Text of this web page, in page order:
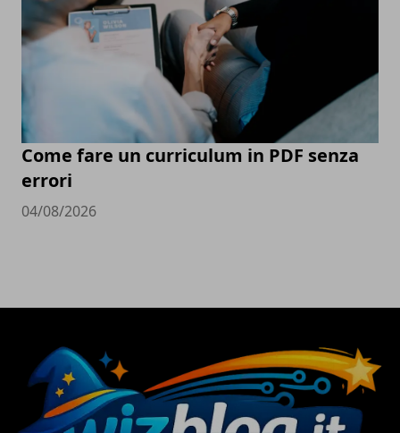
Come fare un curriculum in PDF senza
errori
04/08/2026